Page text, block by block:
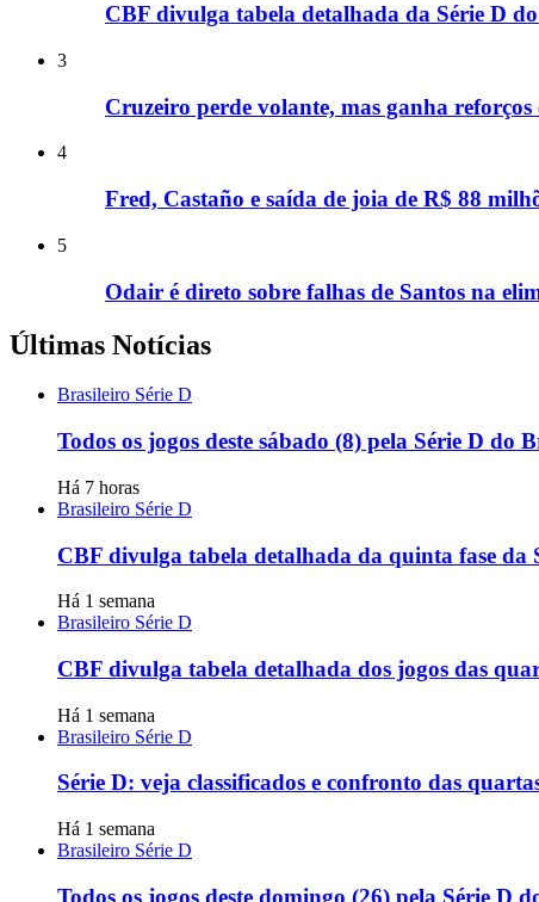
CBF divulga tabela detalhada da Série D
3
Cruzeiro perde volante, mas ganha
4
Fred, Castaño e saída de joia de R$ 88
5
Odair é direto sobre falhas de Santos na
Últimas Notícias
Brasileiro Série D
Todos os jogos deste sábado (8) pela Série D do
Há 7 horas
Brasileiro Série D
CBF divulga tabela detalhada da quinta fase da
Há 1 semana
Brasileiro Série D
CBF divulga tabela detalhada dos jogos das
Há 1 semana
Brasileiro Série D
Série D: veja classificados e confronto das
Há 1 semana
Brasileiro Série D
Todos os jogos deste domingo (26) pela Série D